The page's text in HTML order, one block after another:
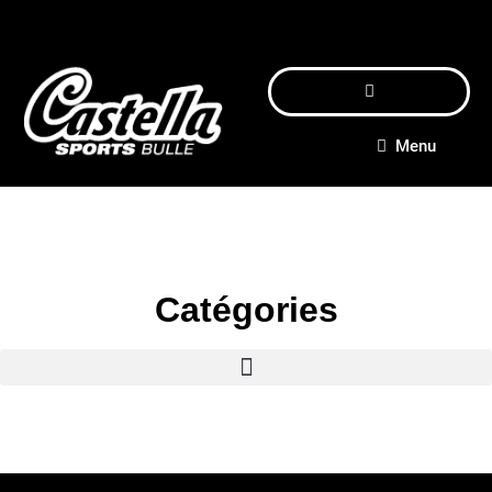
Menu
Catégories